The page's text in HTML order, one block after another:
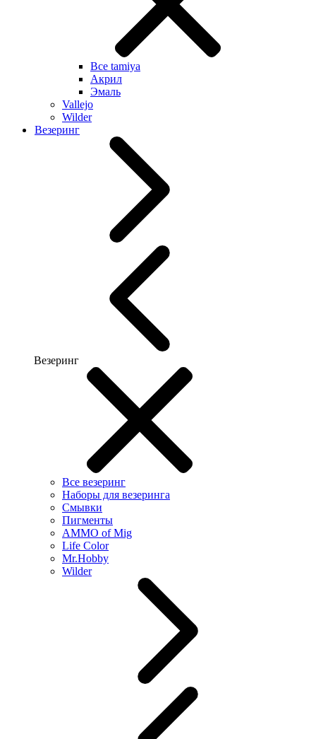
Все tamiya
Акрил
Эмаль
Vallejo
Wilder
Везеринг
Везеринг
Все везеринг
Наборы для везеринга
Смывки
Пигменты
AMMO of Mig
Life Color
Mr.Hobby
Wilder